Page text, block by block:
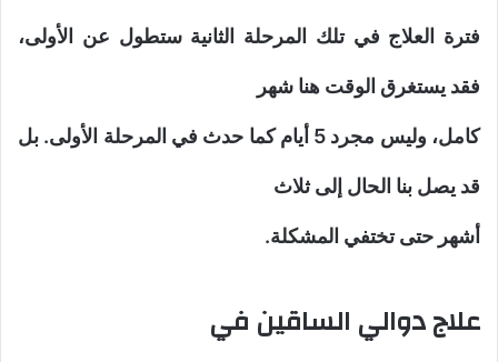
فترة العلاج في تلك المرحلة الثانية ستطول عن الأولى،
فقد يستغرق الوقت هنا شهر
كامل، وليس مجرد 5 أيام كما حدث في المرحلة الأولى. بل
قد يصل بنا الحال إلى ثلاث
أشهر حتى تختفي المشكلة.
علاج دوالي الساقين في